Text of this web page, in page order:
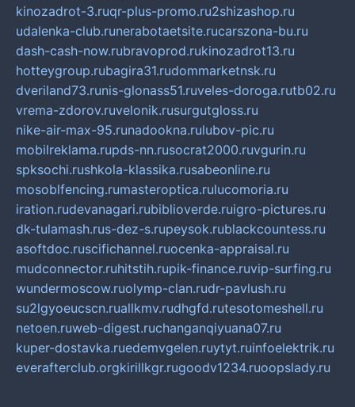
kinozadrot-3.ruqr-plus-promo.ru2shizashop.ru
udalenka-club.runerabotaetsite.rucarszona-bu.ru
dash-cash-now.rubravoprod.rukinozadrot13.ru
hotteygroup.rubagira31.rudommarketnsk.ru
dveriland73.runis-glonass51.ruveles-doroga.rutb02.ru
vrema-zdorov.ruvelonik.rusurgutgloss.ru
nike-air-max-95.runadookna.rulubov-pic.ru
mobilreklama.rupds-nn.rusocrat2000.ruvgurin.ru
spksochi.rushkola-klassika.rusabeonline.ru
mosoblfencing.rumasteroptica.rulucomoria.ru
iration.rudevanagari.rubiblioverde.ruigro-pictures.ru
dk-tulamash.rus-dez-s.rupeysok.rublackcountess.ru
asoftdoc.ruscifichannel.ruocenka-appraisal.ru
mudconnector.ruhitstih.rupik-finance.ruvip-surfing.ru
wundermoscow.ruolymp-clan.rudr-pavlush.ru
su2lgyoeucscn.ruallkmv.rudhgfd.rutesotomeshell.ru
netoen.ruweb-digest.ruchanganqiyuana07.ru
kuper-dostavka.ruedemvgelen.ruytyt.ruinfoelektrik.ru
everafterclub.orgkirillkgr.rugoodv1234.ruoopslady.ru